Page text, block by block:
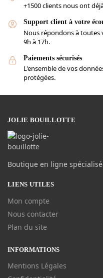
+1500 clients nous ont
Support client à votre
Nous répondons à toutes
9h à 17h.
Paiements sécurisés
L'ensemble de vos
protégées.
JOLIE BOUILLOTTE
Boutique en ligne
LIENS UTILES
Mon compte
Nous contacter
Plan du site
INFORMATIONS
Mentions Légales